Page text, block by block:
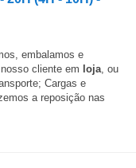
embalamos e
cliente em loja, ou
Cargas e
a reposição nas